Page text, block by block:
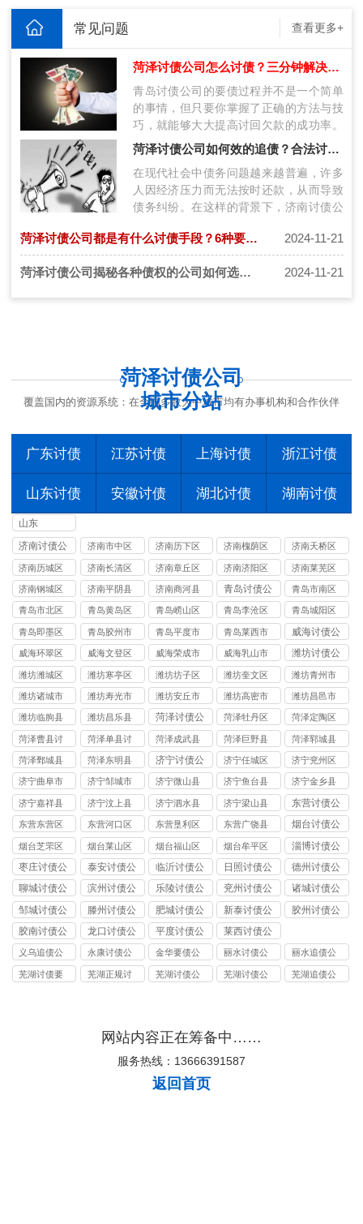
常见问题 查看更多+
菏泽讨债公司怎么讨债？三分钟解决要账问题的技巧
青岛讨债公司的要债过程并不是一个简单
的事情，但只要你掌握了正确的方法与技
巧，就能够大大提高讨回欠款的成功率。
通过理清债务情况、加强沟通、制定还款
计…
菏泽讨债公司如何效的追债？合法讨债三步走！
在现代社会中债务问题越来越普遍，许多
人因经济压力而无法按时还款，从而导致
债务纠纷。在这样的背景下，济南讨债公
讨…
菏泽讨债公司都是有什么讨债手段？6种要债讨债秘籍要知道！ 2024-11-21
菏泽讨债公司揭秘各种债权的公司如何选择更安全？ 2024-11-21
菏泽讨债公司
城市分站
覆盖国内的资源系统：在全国多数大中城市均有办事机构和合作伙伴
广东讨债 江苏讨债 上海讨债 浙江讨债
山东讨债 安徽讨债 湖北讨债 湖南讨债
山东
济南讨债公
司
济南市中区
讨债公司
济南历下区
讨债公司
济南槐荫区
讨债公司
济南天桥区
讨债公司
济南历城区
讨债公司
济南长清区
讨债公司
济南章丘区
讨债公司
济南济阳区
讨债公司
济南莱芜区
讨债公司
济南钢城区
讨债公司
济南平阴县
讨债公司
济南商河县
讨债公司
青岛讨债公
司
青岛市南区
讨债公司
青岛市北区
讨债公司
青岛黄岛区
讨债公司
青岛崂山区
讨债公司
青岛李沧区
讨债公司
青岛城阳区
讨债公司
青岛即墨区
讨债公司
青岛胶州市
讨债公司
青岛平度市
讨债公司
青岛莱西市
讨债公司
威海讨债公
司
威海环翠区
讨债公司
威海文登区
讨债公司
威海荣成市
讨债公司
威海乳山市
讨债公司
潍坊讨债公
司
潍坊潍城区
讨债公司
潍坊寒亭区
讨债公司
潍坊坊子区
讨债公司
潍坊奎文区
讨债公司
潍坊青州市
讨债公司
潍坊诸城市
讨债公司
潍坊寿光市
讨债公司
潍坊安丘市
讨债公司
潍坊高密市
讨债公司
潍坊昌邑市
讨债公司
潍坊临朐县
讨债公司
潍坊昌乐县
讨债公司
菏泽讨债公
司
菏泽牡丹区
讨债公司
菏泽定陶区
讨债公司
菏泽曹县讨
债公司
菏泽单县讨
债公司
菏泽成武县
讨债公司
菏泽巨野县
讨债公司
菏泽郓城县
讨债公司
菏泽鄄城县
讨债公司
菏泽东明县
讨债公司
济宁讨债公
司
济宁任城区
讨债公司
济宁兖州区
讨债公司
济宁曲阜市
讨债公司
济宁邹城市
讨债公司
济宁微山县
讨债公司
济宁鱼台县
讨债公司
济宁金乡县
讨债公司
济宁嘉祥县
讨债公司
济宁汶上县
讨债公司
济宁泗水县
讨债公司
济宁梁山县
讨债公司
东营讨债公
司
东营东营区
讨债公司
东营河口区
讨债公司
东营垦利区
讨债公司
东营广饶县
讨债公司
烟台讨债公
司
烟台芝罘区
讨债公司
烟台莱山区
讨债公司
烟台福山区
讨债公司
烟台牟平区
讨债公司
淄博讨债公
司
枣庄讨债公
司
泰安讨债公
司
临沂讨债公
司
日照讨债公
司
德州讨债公
司
聊城讨债公
司
滨州讨债公
司
乐陵讨债公
司
兖州讨债公
司
诸城讨债公
司
邹城讨债公
司
滕州讨债公
司
肥城讨债公
司
新泰讨债公
司
胶州讨债公
胶南讨债公
司
龙口讨债公
司
平度讨债公
司
莱西讨债公
司
义乌追债公
司
永康讨债公
司
金华要债公
司
丽水讨债公
司
丽水追债公
司
芜湖讨债要
芜湖正规讨
芜湖讨债公
芜湖讨债公
芜湖追债公
网站内容正在筹备中……
服务热线：13666391587
返回首页